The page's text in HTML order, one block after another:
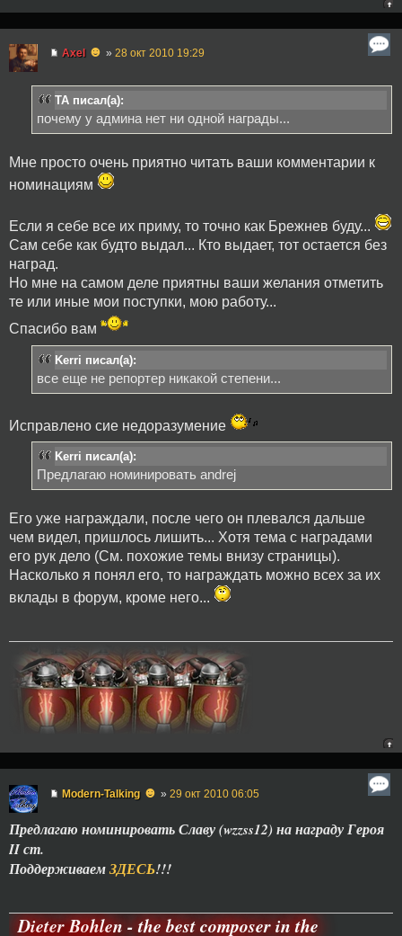
Axel
☻ » 28 окт 2010 19:29
TA писал(а):
почему у админа нет ни одной награды...
Мне просто очень приятно читать ваши комментарии к
номинациям
Если я себе все их приму, то точно как Брежнев буду...
Сам себе как будто выдал... Кто выдает, тот остается без
наград.
Но мне на самом деле приятны ваши желания отметить
те или иные мои поступки, мою работу...
Спасибо вам
Kerri писал(а):
все еще не репортер никакой степени...
Исправлено сие недоразумение
Kerri писал(а):
Предлагаю номинировать andrej
Его уже награждали, после чего он плевался дальше
чем видел, пришлось лишить... Хотя тема с наградами
его рук дело (См. похожие темы внизу страницы).
Насколько я понял его, то награждать можно всех за их
вклады в форум, кроме него...
Modern-Talking ☻ » 29 окт 2010 06:05
Предлагаю номинировать Славу (wzzss12) на награду Героя
II ст.
ПоддерживаемЗДЕСЬ!!!
Dieter Bohlen - the best composer in the